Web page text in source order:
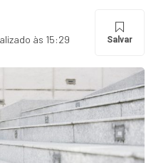
às 15:29 Salvar